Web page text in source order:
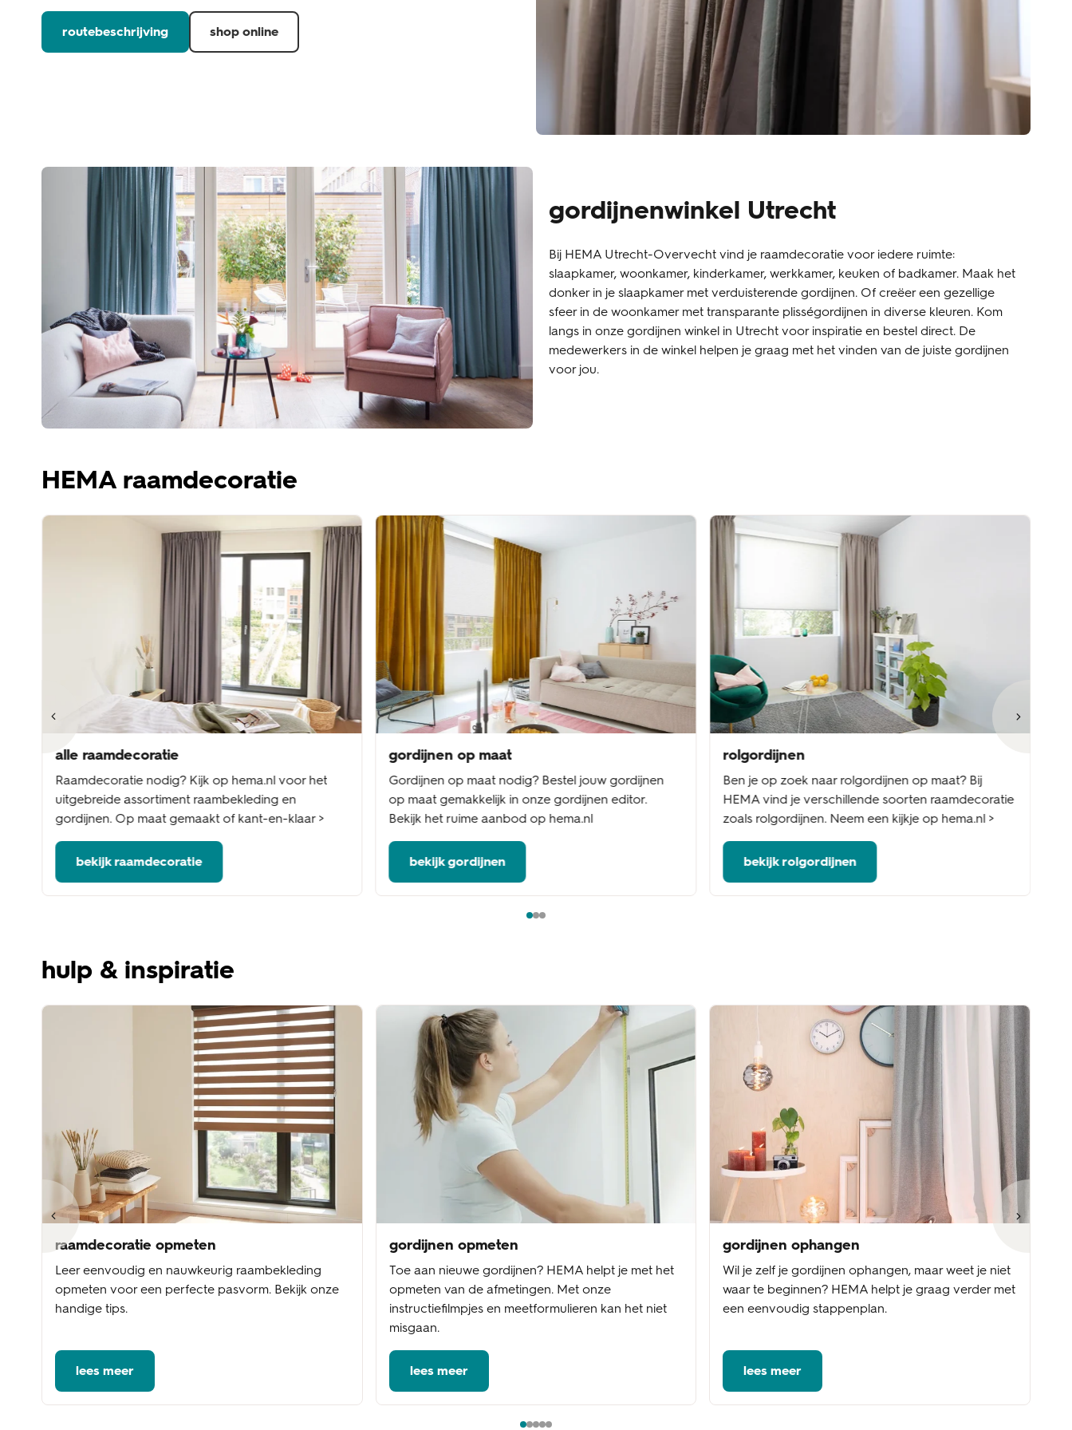
routebeschrijving shop online
gordijnenwinkel Utrecht
Bij HEMA Utrecht-Overvecht vind je raamdecoratie voor iedere ruimte:
slaapkamer, woonkamer, kinderkamer, werkkamer, keuken of badkamer. Maak het
donker in je slaapkamer met verduisterende gordijnen. Of creëer een gezellige
sfeer in de woonkamer met transparante plisségordijnen in diverse kleuren. Kom
langs in onze gordijnen winkel in Utrecht voor inspiratie en bestel direct. De
medewerkers in de winkel helpen je graag met het vinden van de juiste gordijnen
voor jou.
HEMA raamdecoratie
alle raamdecoratie
Raamdecoratie nodig? Kijk op hema.nl voor het
uitgebreide assortiment raambekleding en
gordijnen. Op maat gemaakt of kant-en-klaar >
bekijk raamdecoratie
gordijnen op maat
Gordijnen op maat nodig? Bestel jouw gordijnen
op maat gemakkelijk in onze gordijnen editor.
Bekijk het ruime aanbod op hema.nl
bekijk gordijnen
rolgordijnen
Ben je op zoek naar rolgordijnen op maat? Bij
HEMA vind je verschillende soorten raamdecoratie
zoals rolgordijnen. Neem een kijkje op hema.nl >
bekijk rolgordijnen
hulp & inspiratie
raamdecoratie opmeten
Leer eenvoudig en nauwkeurig raambekleding
opmeten voor een perfecte pasvorm. Bekijk onze
handige tips.
lees meer
gordijnen opmeten
Toe aan nieuwe gordijnen? HEMA helpt je met het
opmeten van de afmetingen. Met onze
instructiefilmpjes en meetformulieren kan het niet
misgaan.
lees meer
gordijnen ophangen
Wil je zelf je gordijnen ophangen, maar weet je niet
waar te beginnen? HEMA helpt je graag verder met
een eenvoudig stappenplan.
lees meer